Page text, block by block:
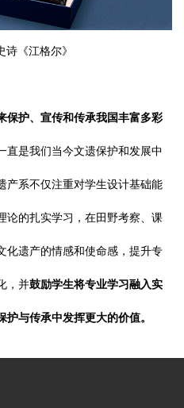
诗《江格尔》
保护、宣传和传承我国丰富多彩
直是我们当今文遗保护和发展中
产系不仅注重对学生设计基础能
论的扎实学习，在田野考察、课
化遗产的情感和使命感，提升专
，并鼓励学生将专业学习融入实
护与传承中发挥更大的价值。